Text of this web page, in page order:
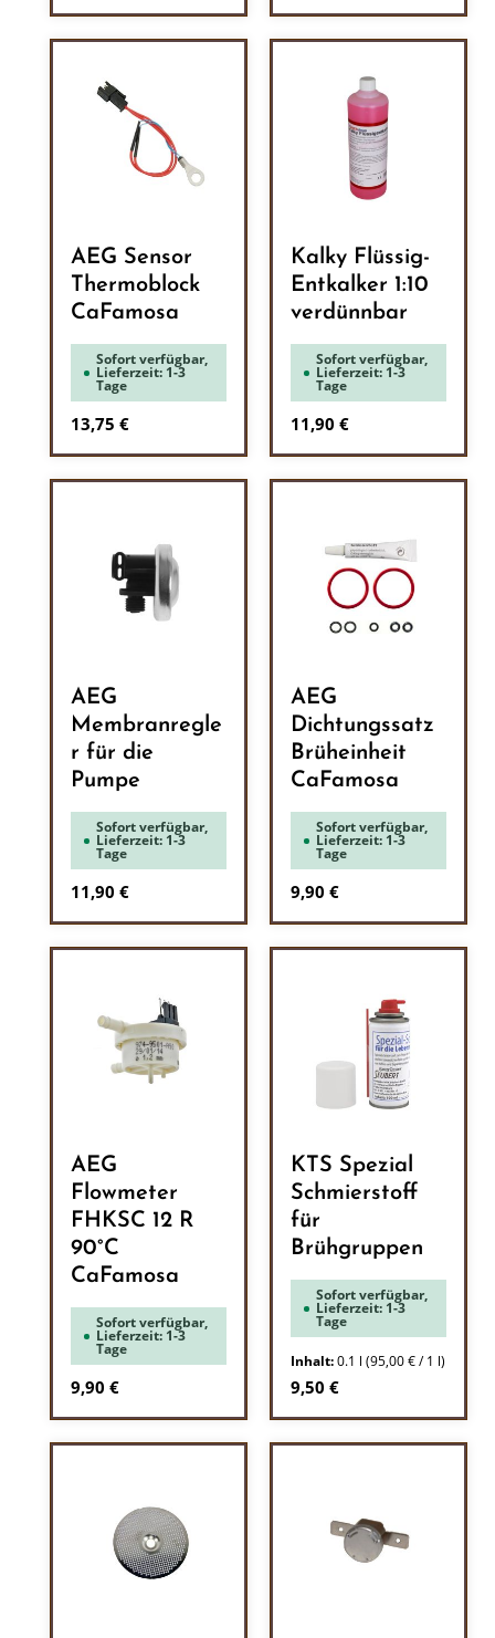
AEG Sensor
Thermoblock
CaFamosa
Sofort verfügbar,
Lieferzeit: 1-3
Tage
Regulärer Preis:
13,75 €
Kalky Flüssig-
Entkalker 1:10
verdünnbar
Sofort verfügbar,
Lieferzeit: 1-3
Tage
Regulärer Preis:
11,90 €
AEG
Membranregle
r für die
Pumpe
Sofort verfügbar,
Lieferzeit: 1-3
Tage
Regulärer Preis:
11,90 €
AEG
Dichtungssatz
Brüheinheit
CaFamosa
Sofort verfügbar,
Lieferzeit: 1-3
Tage
Regulärer Preis:
9,90 €
AEG
Flowmeter
FHKSC 12 R
90°C
CaFamosa
Sofort verfügbar,
Lieferzeit: 1-3
Tage
Regulärer Preis:
9,90 €
KTS Spezial
Schmierstoff
für
Brühgruppen
Sofort verfügbar,
Lieferzeit: 1-3
Tage
Inhalt:0.1 l (95,00 € / 1 l)
Regulärer Preis:
9,50 €